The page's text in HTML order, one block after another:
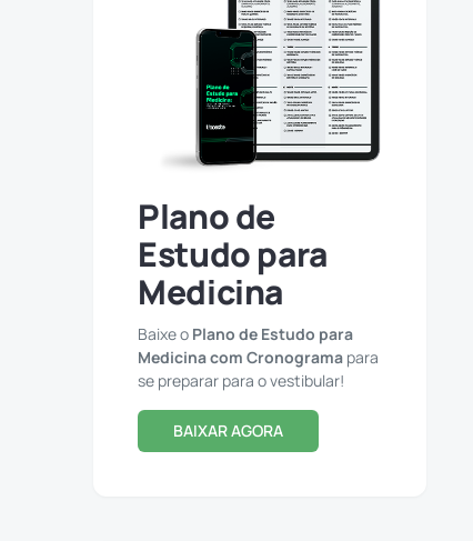
Plano de
Estudo para
Medicina
Baixe o Plano de Estudo para
Medicina com Cronograma
se preparar para o vestibular!
BAIXAR AGORA